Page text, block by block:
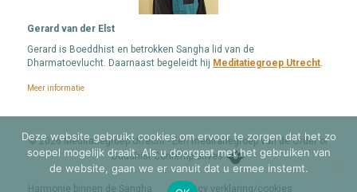
Gerard van der Elst
Gerard is Boeddhist en betrokken Sangha lid van de
Dharmatoevlucht. Daarnaast begeleidt hij Meditatiegroep Utrecht.
Meer informatie
© 2026 Meditatiegroep Utrecht - Een meditatiegroep van de Order of
Buddhist Contemplatives
Harmonie binnen de Sangha Privacy verklaring/cookies
Deze website gebruikt cookies om ervoor te zorgen dat het zo
soepel mogelijk draait. Als u doorgaat met het gebruiken van
de website, gaan we er vanuit dat u ermee instemt.